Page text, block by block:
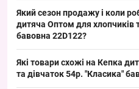
використанням бавовни —
відрізняєс̧я універсальним
модель додає бюджетний літній
попит на сезон.
Який сезон продажу і коли
дитяча Оптом для хлопчиків
бавовна 22D122?
планувати закупівлю за 4–6
Які товари схожі на Кепка
та дівчаток 54р. "Класика"